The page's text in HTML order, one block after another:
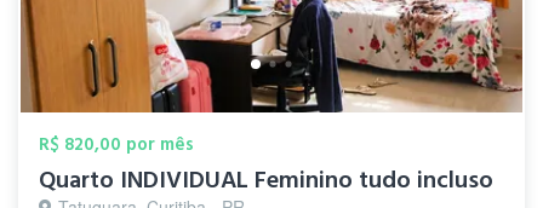
R$ 820,00 por mês
Quarto INDIVIDUAL Feminino tudo incluso